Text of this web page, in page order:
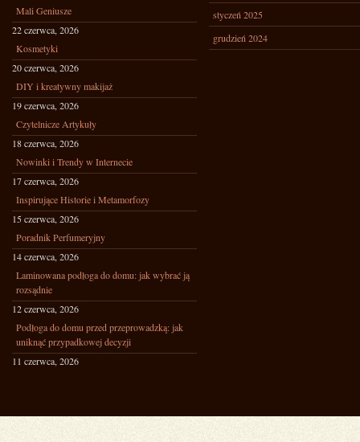
Mali Geniusze
22 czerwca, 2026
Kosmetyki
20 czerwca, 2026
DIY i kreatywny makijaż
19 czerwca, 2026
Czytelnicze Artykuły
18 czerwca, 2026
Nowinki i Trendy w Internecie
17 czerwca, 2026
Inspirujące Historie i Metamorfozy
15 czerwca, 2026
Poradnik Perfumeryjny
14 czerwca, 2026
Laminowana podłoga do domu: jak wybrać ją
rozsądnie
12 czerwca, 2026
Podłoga do domu przed przeprowadzką: jak
uniknąć przypadkowej decyzji
11 czerwca, 2026
styczeń 2025
grudzień 2024